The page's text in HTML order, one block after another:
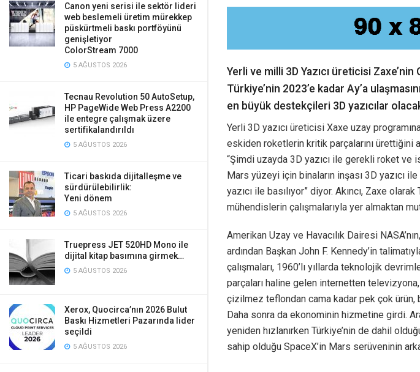
Canon yeni serisi ile sektör lideri
web beslemeli üretim mürekkep
püskürtmeli baskı portföyünü
genişletiyor
ColorStream 7000
5 AĞUSTOS 2026
Tecnau Revolution 50 AutoSetup,
HP PageWide Web Press A2200
ile entegre çalışmak üzere
sertifikalandırıldı
5 AĞUSTOS 2026
Ticari baskıda dijitalleşme ve
sürdürülebilirlik:
Yeni dönem
5 AĞUSTOS 2026
Truepress JET 520HD Mono ile
dijital kitap basımına girmek…
5 AĞUSTOS 2026
Xerox, Quocirca’nın 2026 Bulut
Baskı Hizmetleri Pazarında lider
seçildi
5 AĞUSTOS 2026
Yerli ve milli 3D Yazıcı üreticisi
Türkiye’nin 2023’e kadar Ay’a
en büyük destekçileri 3D yazıcılar
Yerli 3D yazıcı üreticisi Xaxe uzay
eskiden roketlerin kritik parçalarını ürettiğini
“Şimdi uzayda 3D yazıcı ile gerekli roket ve
Mars yüzeyi için binaların inşası 3D yazıcı
yazıcı ile basılıyor” diyor. Akıncı, Zaxe
mühendislerin çalışmalarıyla yer almaktan
Amerikan Uzay ve Havacılık Dairesi
ardından Başkan John F. Kennedy’in
çalışmaları, 1960’lı yıllarda teknolojik
parçaları haline gelen internetten
çizilmez teflondan cama kadar pek çok ürün,
Daha sonra da ekonominin hizmetine girdi.
yeniden hızlanırken Türkiye’nin de dahil
sahip olduğu SpaceX’in Mars serüveninin